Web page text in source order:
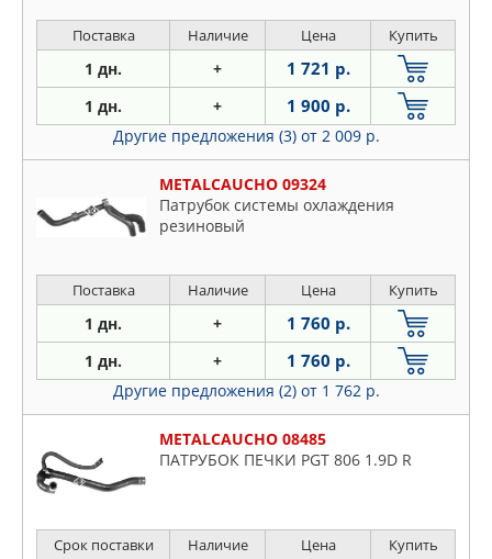
Поставка Наличие Цена Купить
1 дн. + 1 721 р.
1 дн. + 1 900 р.
Другие предложения (3) от 2 009 р.
METALCAUCHO 09324
Патрубок системы охлаждения
резиновый
Поставка Наличие Цена Купить
1 дн. + 1 760 р.
1 дн. + 1 760 р.
Другие предложения (2) от 1 762 р.
METALCAUCHO 08485
ПАТРУБОК ПЕЧКИ PGT 806 1.9D R
Срок поставки Наличие Цена Купить